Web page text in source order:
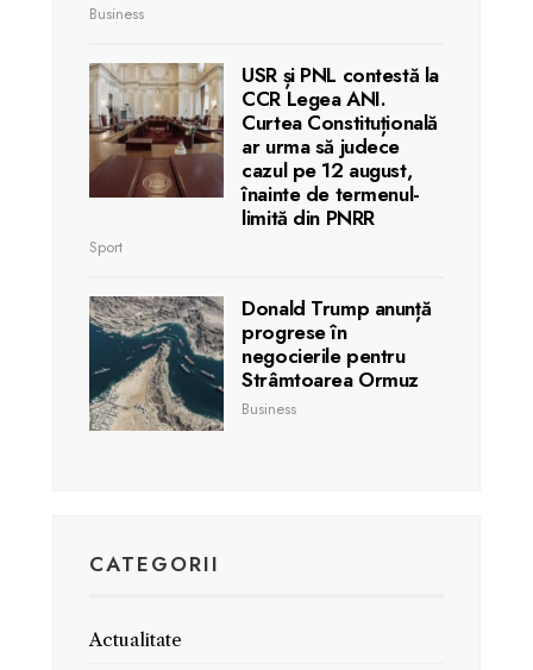
Business
USR și PNL contestă la
CCR Legea ANI.
Curtea Constituțională
ar urma să judece
cazul pe 12 august,
înainte de termenul-
limită din PNRR
Sport
Donald Trump anunță
progrese în
negocierile pentru
Strâmtoarea Ormuz
Business
CATEGORII
Actualitate